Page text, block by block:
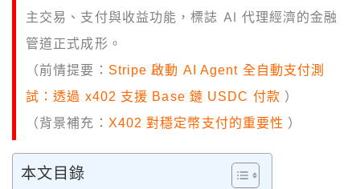
主交易、支付與收益功能，標誌 AI 代理經濟的金融
管道正式成形。
（前情提要： Stripe 啟動 AI Agent 全自動支付測
試：透過 x402 支援 Base 鏈 USDC 付款 ）
（背景補充： X402 對穩定幣支付的重要性 ）
本文目錄